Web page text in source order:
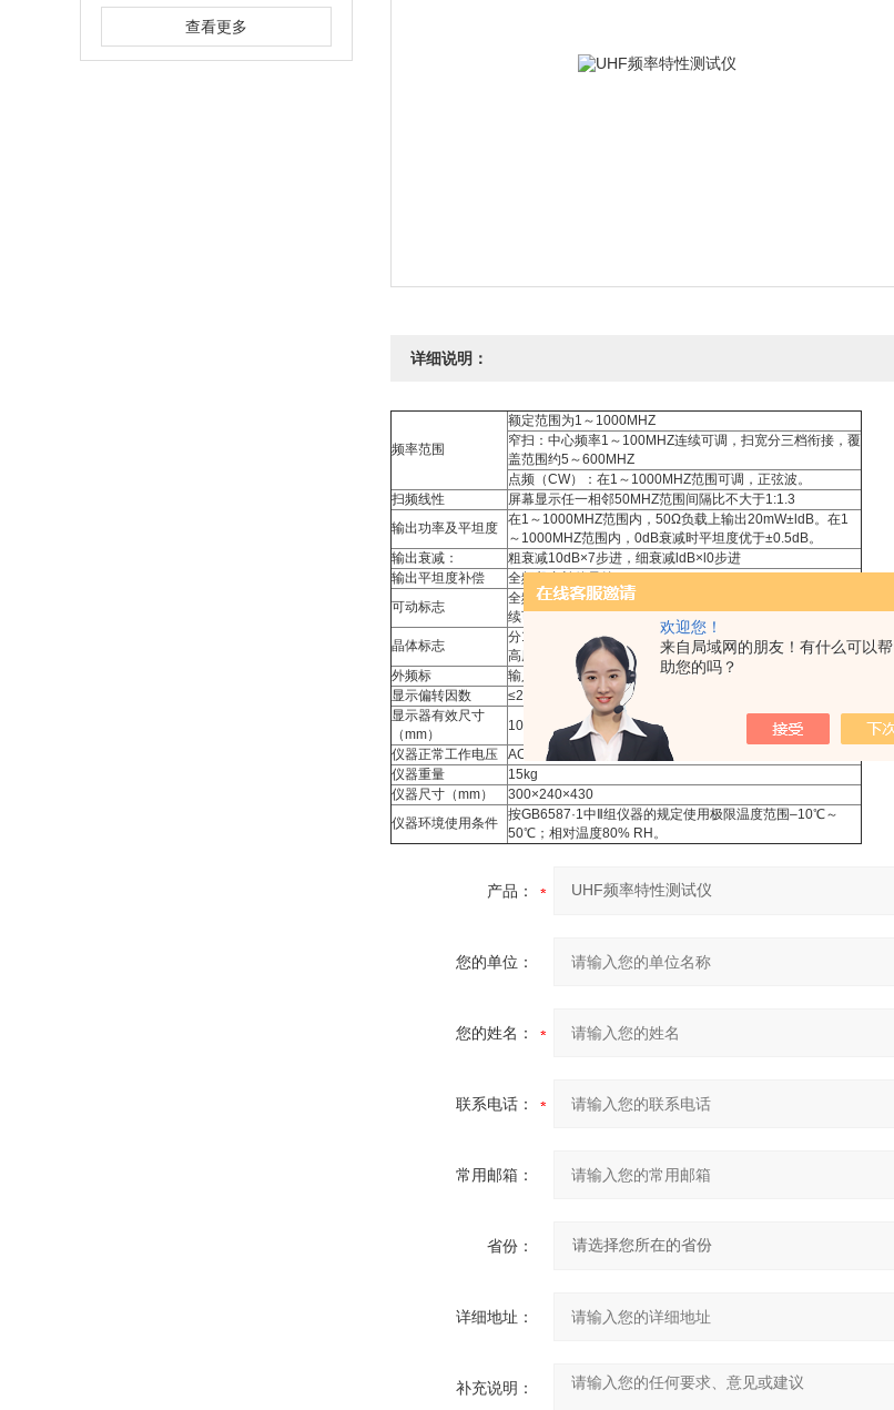
欢迎您！
来自局域网的朋友！有什么可以帮
助您的吗？
查看更多
详细说明：
频率范围
额定范围为1～1000MHZ
窄扫：中心频率1～100MHZ连续可调，扫宽分三档衔接，覆
盖范围约5～600MHZ
点频（CW）：在1～1000MHZ范围可调，正弦波。
扫频线性
屏幕显示任一相邻50MHZ范围间隔比不大于1:1.3
输出功率及平坦度
在1～1000MHZ范围内，50Ω负载上输出20mW±ldB。在1
～1000MHZ范围内，0dB衰减时平坦度优于±0.5dB。
输出衰减：
粗衰减10dB×7步进，细衰减ldB×l0步进
输出平坦度补偿
全频段内补偿量约ldB
可动标志
全频段时给出单向菱形标志，高度＞1.5cm，0～l000MHZ连
续可调。
晶体标志
分100、50、10、1MHz四种，多种组合，zui大不小于1cm
高度。
外频标
输人＞300rn号产生外频标。
显示偏转因数
≤2.5mVp-p/cm
显示器有效尺寸
（mm）
100×80
仪器正常工作电压
AC220V±10%，50HZ±5%
仪器重量
15kg
仪器尺寸（mm）
300×240×430
仪器环境使用条件
按GB6587·1中Ⅱ组仪器的规定使用极限温度范围–10℃～
50℃；相对温度80% RH。
产品：
您的单位：
您的姓名：
联系电话：
常用邮箱：
省份：
详细地址：
补充说明：